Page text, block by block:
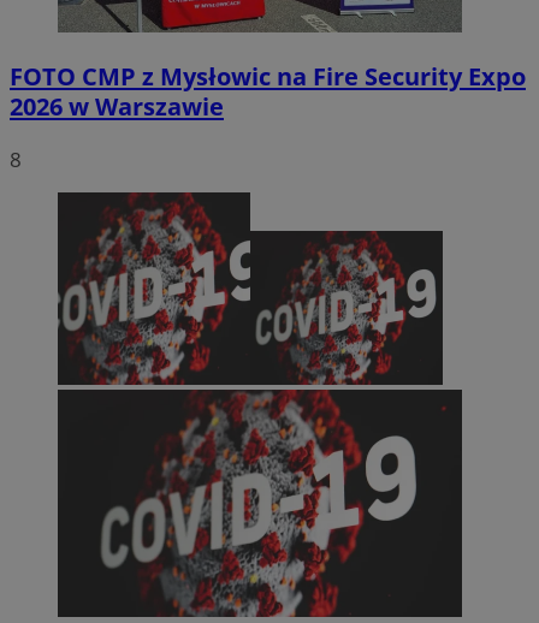
FOTO CMP z Mysłowic na Fire Security Expo
2026 w Warszawie
8